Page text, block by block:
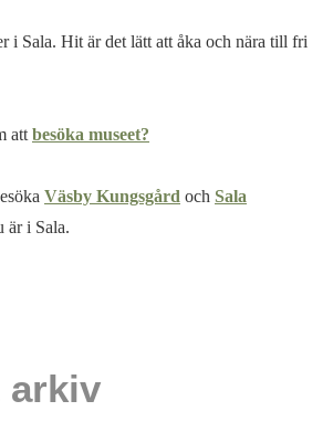
i Sala. Hit är det lätt att åka och nära till fri
att besöka museet?
Väsby Kungsgård och Sala
är i Sala.
arkiv